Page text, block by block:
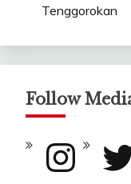
Tenggorokan
Follow
Instagram